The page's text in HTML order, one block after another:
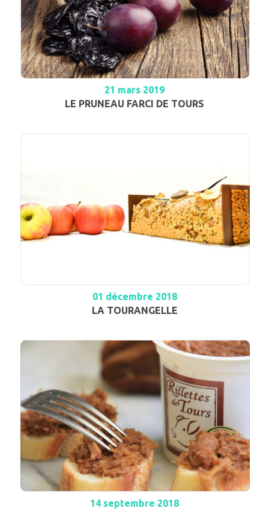
21 mars 2019
LE PRUNEAU FARCI DE TOURS
01 décembre 2018
LA TOURANGELLE
14 septembre 2018